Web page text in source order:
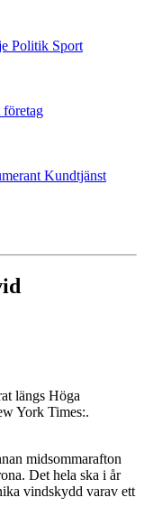
Politik Sport
företag
Kundtjänst
längs Höga
York Times:.
midsommarafton
Det hela ska i år
vindskydd varav ett